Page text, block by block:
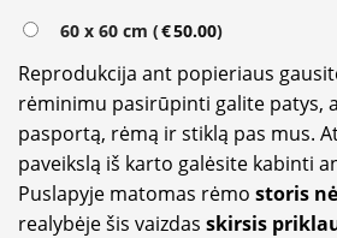
60 x 60 cm (€50.00)
Reprodukcija ant popieriaus
rėminimu pasirūpinti galite patys,
pasportą, rėmą ir stiklą pas mus.
paveikslą iš karto galėsite kabinti
Puslapyje matomas rėmo storis
realybėje šis vaizdas skirsis